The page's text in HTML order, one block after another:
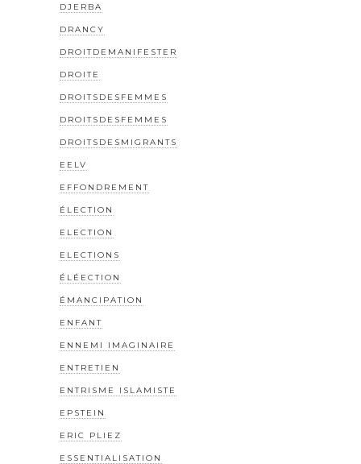
DJERBA
DRANCY
DROITDEMANIFESTER
DROITE
DROITSDESFEMMES
DROITSDESFEMMES
DROITSDESMIGRANTS
EELV
EFFONDREMENT
ÉLECTION
ELECTION
ELECTIONS
ÉLÉECTION
ÉMANCIPATION
ENFANT
ENNEMI IMAGINAIRE
ENTRETIEN
ENTRISME ISLAMISTE
EPSTEIN
ERIC PLIEZ
ESSENTIALISATION